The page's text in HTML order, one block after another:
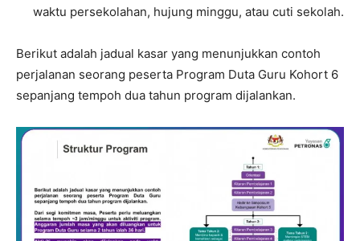
waktu persekolahan, hujung minggu, atau cuti sekolah.
Berikut adalah jadual kasar yang menunjukkan contoh
perjalanan seorang peserta Program Duta Guru Kohort 6
sepanjang tempoh dua tahun program dijalankan.